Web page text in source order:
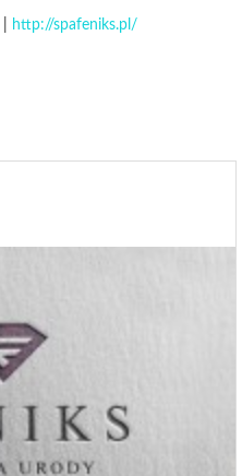
http://spafeniks.pl/